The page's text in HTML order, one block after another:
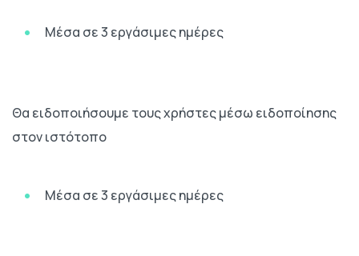
Μέσα σε 3 εργάσιμες ημέρες
Θα ειδοποιήσουμε τους χρήστες μέσω ειδοποίησης
στον ιστότοπο
Μέσα σε 3 εργάσιμες ημέρες